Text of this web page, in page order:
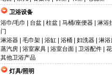
卫浴设备
浴巾/毛巾
台盆| 柱盆| 马桶/座便器| 淋浴
门
淋浴器| 毛巾架| 浴缸| 浴桶| 妇洗器| 淋浴
蒸汽房| 浴室家具| 浴室台面| 卫浴配件|
其他卫浴产品
灯具/照明